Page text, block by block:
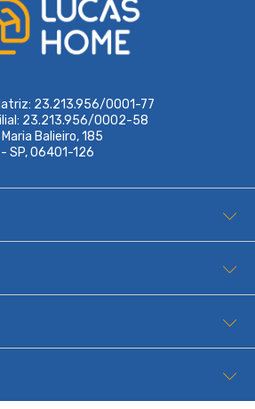
23.213.956/0001-77
23.213.956/0002-58
Balieiro, 185
SP, 06401-126